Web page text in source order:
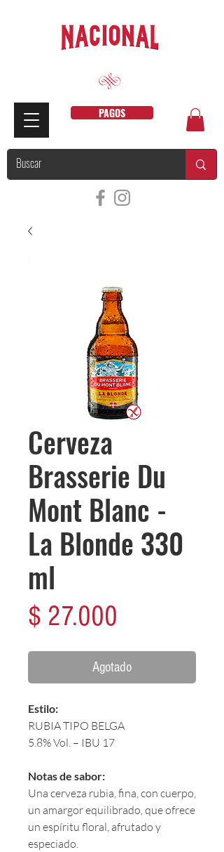
PAGOS
Cerveza
Brasserie Du
Mont Blanc -
La Blonde 330
ml
$ 27.000
Agotado
Estilo:
RUBIA TIPO BELGA
5.8% Vol. – IBU 17
Notas de sabor:
Una cerveza rubia, fina, con cuerpo,
un amargor equilibrado, que ofrece
un espíritu floral, afrutado y
especiado.